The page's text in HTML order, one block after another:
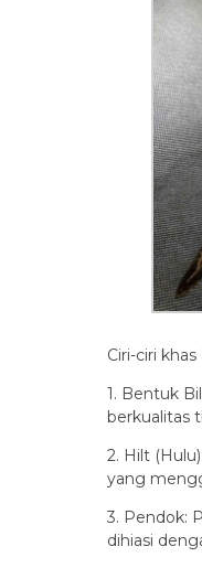
Ciri-ciri
1. Bentuk
berkualitas
2. Hilt
yang
3. Pendok:
dihiasi